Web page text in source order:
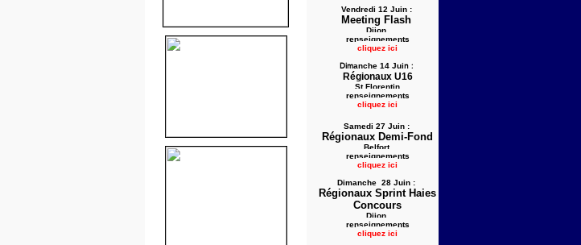
Vendredi 12 Juin :
Meeting Flash
Dijon
renseignements
cliquez ici
Dimanche 14 Juin :
Régionaux U16
St Florentin
renseignements
cliquez ici
Samedi 27 Juin :
Régionaux Demi-Fond
Belfort
renseignements
cliquez ici
Dimanche 28 Juin :
Régionaux Sprint Haies
Concours
Dijon
renseignements
cliquez ici